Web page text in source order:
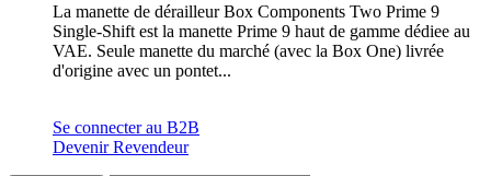
La manette de dérailleur Box Components Two Prime 9
Single-Shift est la manette Prime 9 haut de gamme dédiee au
VAE. Seule manette du marché (avec la Box One) livrée
d'origine avec un pontet...
Se connecter au B2B
Devenir Revendeur